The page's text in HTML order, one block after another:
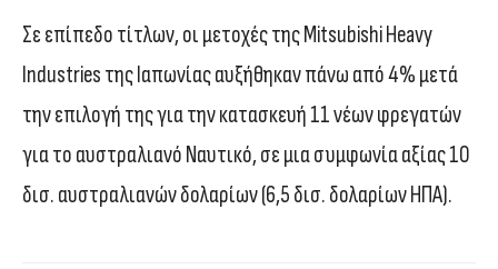
Σε επίπεδο τίτλων, οι μετοχές της Mitsubishi Heavy
Industries της Ιαπωνίας αυξήθηκαν πάνω από 4% μετά
την επιλογή της για την κατασκευή 11 νέων φρεγατών
για το αυστραλιανό Ναυτικό, σε μια συμφωνία αξίας 10
δισ. αυστραλιανών δολαρίων (6,5 δισ. δολαρίων ΗΠΑ).